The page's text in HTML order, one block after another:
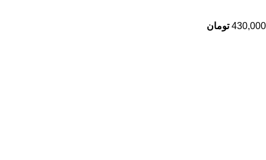
430,000 تومان